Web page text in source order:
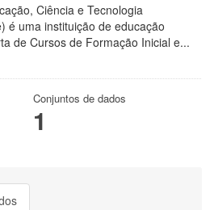
Ciência e Tecnologia
é uma instituição de educação
de Cursos de Formação Inicial e...
Conjuntos de dados
1